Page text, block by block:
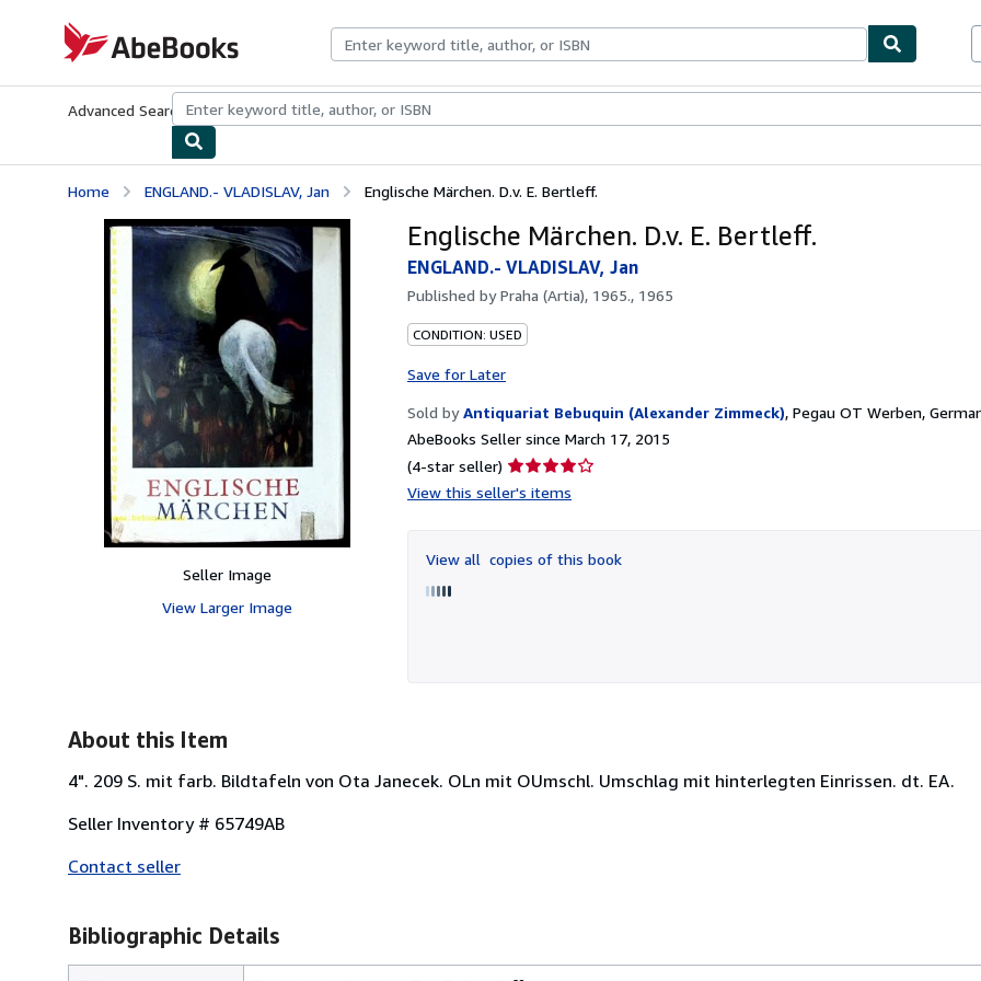
AbeBooks.com
Advanced Search Browse CollectionsRare BooksArt & Collectibles
Home ENGLAND.- VLADISLAV, Jan Englische Märchen. D.v. E. Bertleff.
Seller Image
View Larger Image
Englische Märchen. D.v. E. Bertleff.
ENGLAND.- VLADISLAV, Jan
Published byPraha (Artia), 1965., 1965
CONDITION: USED
Save for Later
Sold by Antiquariat Bebuquin (Alexander Zimmeck), Pegau OT Werben,
AbeBooks Seller since March 17, 2015
(4-star seller) Seller
rating
of
5
View this seller's items
View all copies of this book
About this Item
4". 209 S. mit farb. Bildtafeln von Ota Janecek. OLn mit OUmschl. Umschlag mit hinterlegten Einrissen. dt. EA.
Seller Inventory # 65749AB
Contact seller
Bibliographic Details